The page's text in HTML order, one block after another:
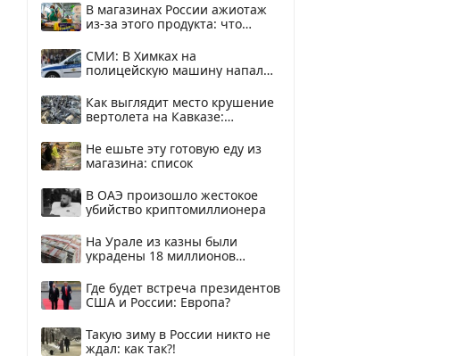
В магазинах России ажиотаж
из-за этого продукта: что
СМИ: В Химках на
полицейскую машину напали
Как выглядит место крушение
вертолета на Кавказе:
Не ешьте эту готовую еду из
магазина: список
В ОАЭ произошло жестокое
убийство криптомиллионера
На Урале из казны были
украдены 18 миллионов
Где будет встреча президентов
США и России: Европа?
Такую зиму в России никто не
ждал: как так?!